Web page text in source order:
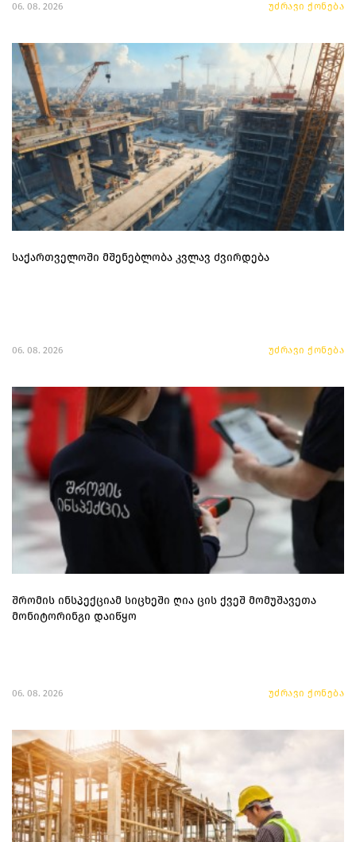
06. 08. 2026 უძრავი ქონება
საქართველოში მშენებლობა კვლავ ძვირდება
06. 08. 2026 უძრავი ქონება
შრომის ინსპექციამ სიცხეში ღია ცის ქვეშ მომუშავეთა
მონიტორინგი დაიწყო
06. 08. 2026 უძრავი ქონება